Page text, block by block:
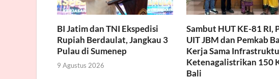
BI Jatim dan TNI Ekspedisi
Rupiah Berdaulat, Jangkau 3
Pulau di Sumenep
9 Agustus 2026
Sambut HUT KE-81 RI,
UIT JBM dan Pemkab
Kerja Sama
Ketenagalistrikan 150
Bali